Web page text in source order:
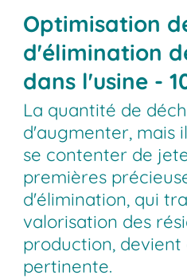
Optimisation
d'élimination
dans l'usine -
La quantité de
d'augmenter, mais
se contenter de
premières
d'élimination, qui
valorisation des
production, devient
pertinente.